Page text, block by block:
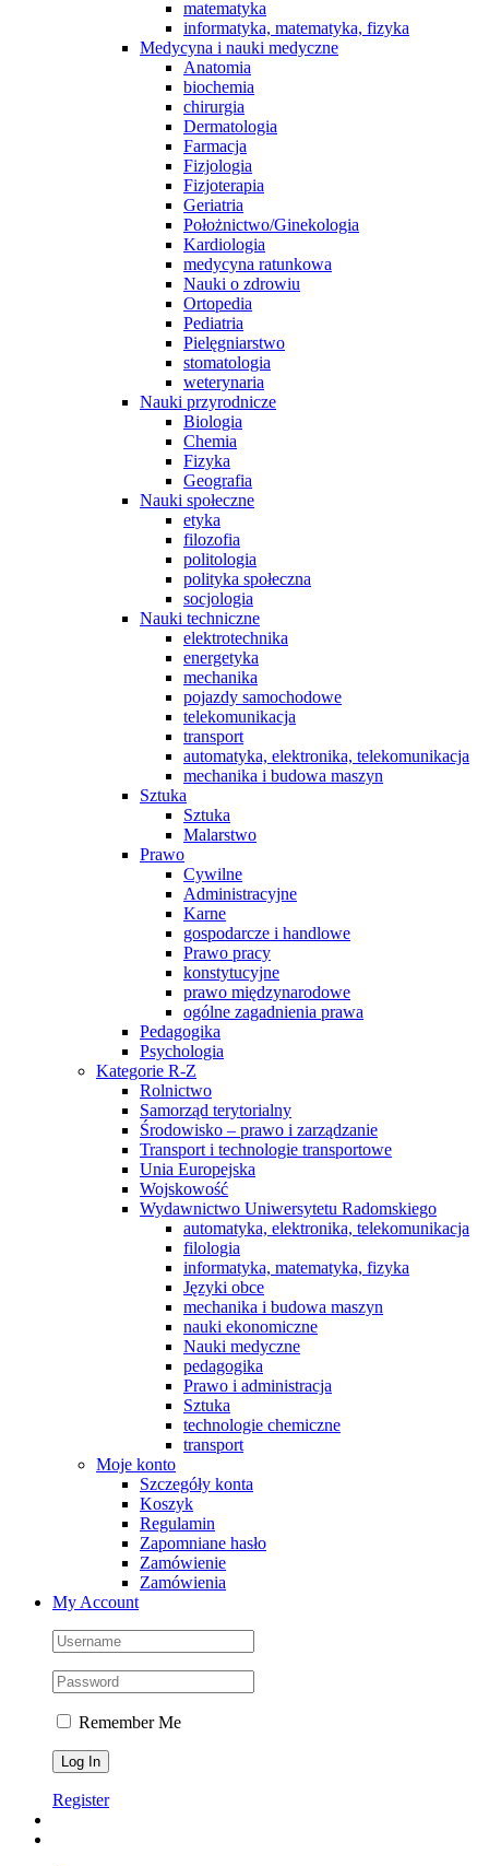
matematyka
informatyka, matematyka, fizyka
Medycyna i nauki medyczne
Anatomia
biochemia
chirurgia
Dermatologia
Farmacja
Fizjologia
Fizjoterapia
Geriatria
Położnictwo/Ginekologia
Kardiologia
medycyna ratunkowa
Nauki o zdrowiu
Ortopedia
Pediatria
Pielęgniarstwo
stomatologia
weterynaria
Nauki przyrodnicze
Biologia
Chemia
Fizyka
Geografia
Nauki społeczne
etyka
filozofia
politologia
polityka społeczna
socjologia
Nauki techniczne
elektrotechnika
energetyka
mechanika
pojazdy samochodowe
telekomunikacja
transport
automatyka, elektronika, telekomunikacja
mechanika i budowa maszyn
Sztuka
Sztuka
Malarstwo
Prawo
Cywilne
Administracyjne
Karne
gospodarcze i handlowe
Prawo pracy
konstytucyjne
prawo międzynarodowe
ogólne zagadnienia prawa
Pedagogika
Psychologia
Kategorie R-Z
Rolnictwo
Samorząd terytorialny
Środowisko – prawo i zarządzanie
Transport i technologie transportowe
Unia Europejska
Wojskowość
Wydawnictwo Uniwersytetu Radomskiego
automatyka, elektronika, telekomunikacja
filologia
informatyka, matematyka, fizyka
Języki obce
mechanika i budowa maszyn
nauki ekonomiczne
Nauki medyczne
pedagogika
Prawo i administracja
Sztuka
technologie chemiczne
transport
Moje konto
Szczegóły konta
Koszyk
Regulamin
Zapomniane hasło
Zamówienie
Zamówienia
My Account
Remember Me
Register